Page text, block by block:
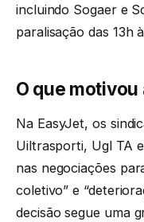
incluindo Sogaer e
paralisação das 13h
O que motivou
Na EasyJet, os
Uiltrasporti, Ugl TA
nas negociações
coletivo” e
decisão segue uma